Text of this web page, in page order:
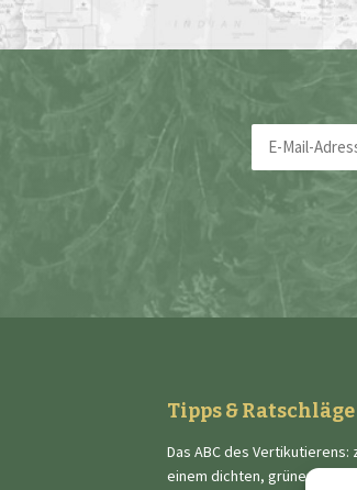
Mail-
Adresse
(erforderlich)
Tipps & Ratschläge
Das ABC des Vertikutierens:
einem dichten, grünen und